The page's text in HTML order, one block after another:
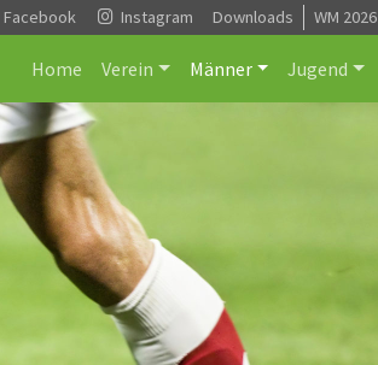
Facebook Instagram Downloads WM 2026
Home Verein Männer Jugend